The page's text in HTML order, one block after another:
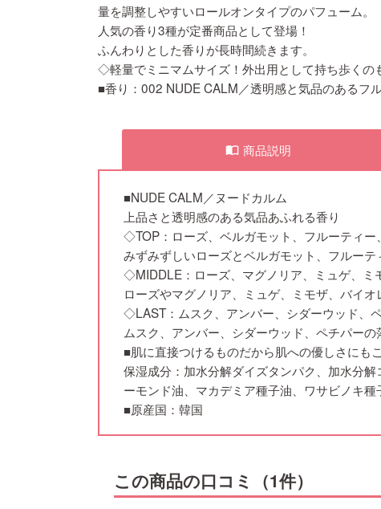
量を調整しやすいロールオンタイプのパフューム。
人気の香り3種が定番商品として登場！
ふんわりとした香りが長時間続きます。
◇軽量でミニマムサイズ！外出用として持ち歩くの
■香り：002 NUDE CALM／透明感と気品のあるフ
import_contacts 商品説明
■NUDE CALM／ヌードカルム
上品さと透明感のある気品あふれる香り
◇TOP：ローズ、ベルガモット、フルーティー
みずみずしいローズとベルガモット、フルー
◇MIDDLE：ローズ、マグノリア、ミュゲ、ミ
ローズやマグノリア、ミュゲ、ミモザ、バイ
◇LAST：ムスク、アンバー、シダーウッド、
ムスク、アンバー、シダーウッド、ペチパー
■肌に直接つけるものだから肌への優しさにも
保湿成分：加水分解ダイズタンパク、加水分
ーモンド油、マカデミア種子油、ワサビノキ
■原産国：韓国
この商品の口コミ（1件）